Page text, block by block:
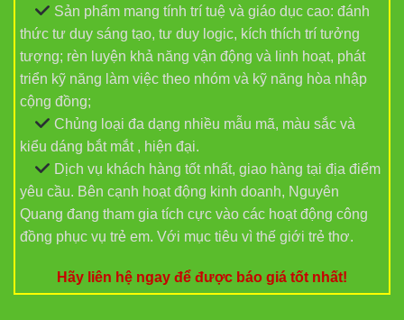
Sản phẩm mang tính trí tuệ và giáo dục cao: đánh
thức tư duy sáng tạo, tư duy logic, kích thích trí tưởng
tượng; rèn luyện khả năng vận động và linh hoạt, phát
triển kỹ năng làm việc theo nhóm và kỹ năng hòa nhập
cộng đồng;
Chủng loại đa dạng nhiều mẫu mã, màu sắc và
kiểu dáng bắt mắt , hiện đại.
Dịch vụ khách hàng tốt nhất, giao hàng tại địa điểm
yêu cầu. Bên cạnh hoạt động kinh doanh, Nguyên
Quang đang tham gia tích cực vào các hoạt động công
đồng phục vụ trẻ em. Với mục tiêu vì thế giới trẻ thơ.
Hãy liên hệ ngay để được báo giá tốt nhất!